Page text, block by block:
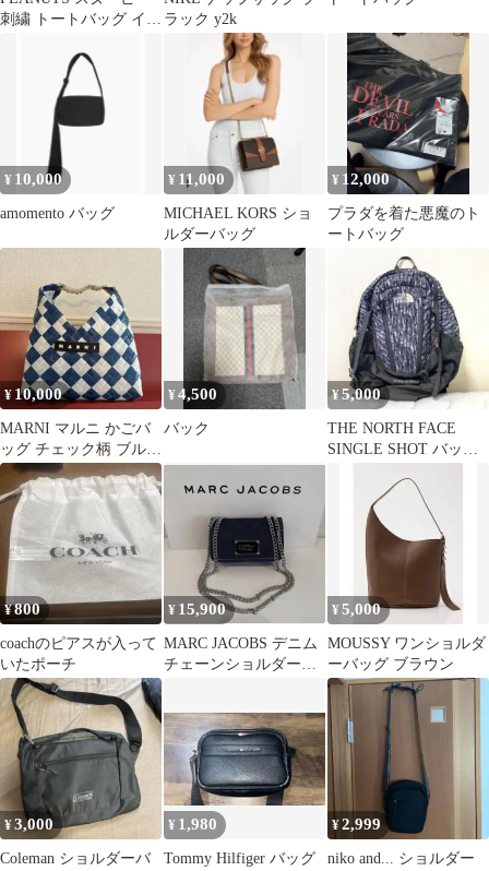
刺繍 トートバッグ イエ
ラック y2k
¥ 10,000
amomento バッグ
¥ 11,000
MICHAEL KORS ショ
ルダーバッグ
¥ 12,000
プラダを着た悪魔のト
ートバッグ
¥ 10,000
MARNI マルニ かごバ
ッグ チェック柄 ブルー
ホワイト
¥4,500
バック
¥5,000
THE NORTH FACE
SINGLE SHOT バック
¥800
coachのピアスが入って
いたポーチ
¥ 15,900
MARC JACOBS デニム
チェーンショルダーバ
¥5,000
MOUSSY ワンショルダ
ーバッグ ブラウン
¥3,000
Coleman ショルダーバ
¥ 1,980
Tommy Hilfiger バッグ
¥2,999
niko and... ショルダー